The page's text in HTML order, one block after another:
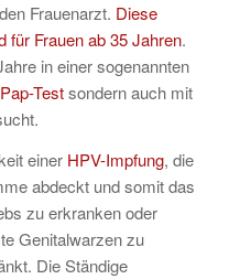
Frauenarzt. Diese
für Frauen ab 35 Jahren.
in einer sogenannten
Pap-Testsondern auch mit
einer HPV-Impfung, die
abdeckt und somit das
zu erkranken oder
Genitalwarzen zu
Die Ständige